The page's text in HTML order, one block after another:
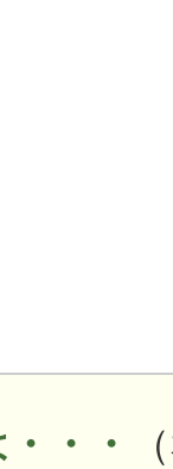
・・